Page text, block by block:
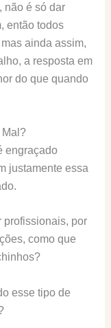
não é só dar
então todos
ainda assim,
a resposta em
do que quando
Mal?
engraçado
justamente essa
profissionais, por
como que
esse tipo de